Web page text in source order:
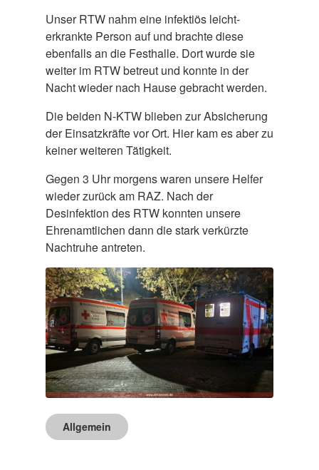
Unser RTW nahm eine infektiös leicht-
erkrankte Person auf und brachte diese
ebenfalls an die Festhalle. Dort wurde sie
weiter im RTW betreut und konnte in der
Nacht wieder nach Hause gebracht werden.
Die beiden N-KTW blieben zur Absicherung
der Einsatzkräfte vor Ort. Hier kam es aber zu
keiner weiteren Tätigkeit.
Gegen 3 Uhr morgens waren unsere Helfer
wieder zurück am RAZ. Nach der
Desinfektion des RTW konnten unsere
Ehrenamtlichen dann die stark verkürzte
Nachtruhe antreten.
Allgemein